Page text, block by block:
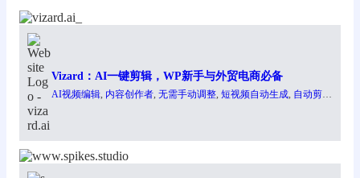
Vizard：AI一键剪辑，WP新手与外贸电商必备
AI视频编辑 内容创作者 , 无需手动调整 , 短视频自动生成 自动剪辑